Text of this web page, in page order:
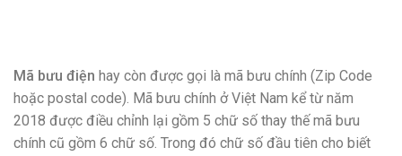
Mã bưu điện hay còn được gọi là mã bưu chính (Zip Code
hoặc postal code). Mã bưu chính ở Việt Nam kể từ năm
2018 được điều chỉnh lại gồm 5 chữ số thay thế mã bưu
chính cũ gồm 6 chữ số. Trong đó chữ số đầu tiên cho biết